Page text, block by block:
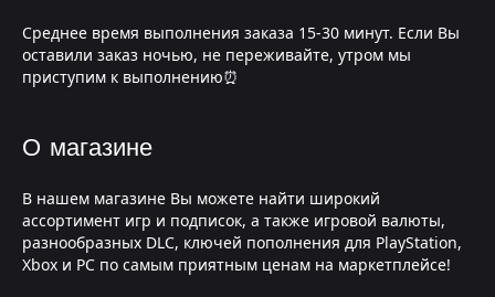
Среднее время выполнения заказа 15-30 минут. Если Вы
оставили заказ ночью, не переживайте, утром мы
приступим к выполнению⏰
О магазине
В нашем магазине Вы можете найти широкий
ассортимент игр и подписок, а также игровой валюты,
разнообразных DLC, ключей пополнения для PlayStation,
Xbox и PC по самым приятным ценам на маркетплейсе!